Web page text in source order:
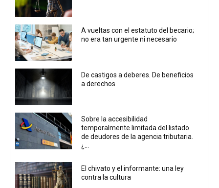
A vueltas con el estatuto del becario;
no era tan urgente ni necesario
De castigos a deberes. De beneficios
a derechos
Sobre la accesibilidad
temporalmente limitada del listado
de deudores de la agencia tributaria.
¿...
El chivato y el informante: una ley
contra la cultura